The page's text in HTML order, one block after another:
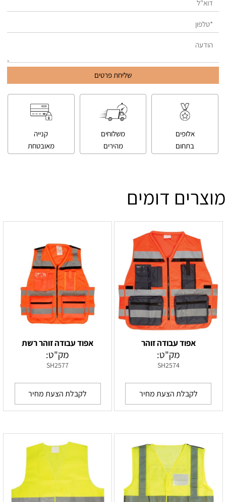
אלופים
בתחום
משלוחים
מהירים
קנייה
מאובטחת
מוצרים דומים
אפוד עבודה זוהר
מק"ט:
SH2574
לקבלת הצעת מחיר
אפוד עבודה זוהר רשת
מק"ט:
SH2577
לקבלת הצעת מחיר